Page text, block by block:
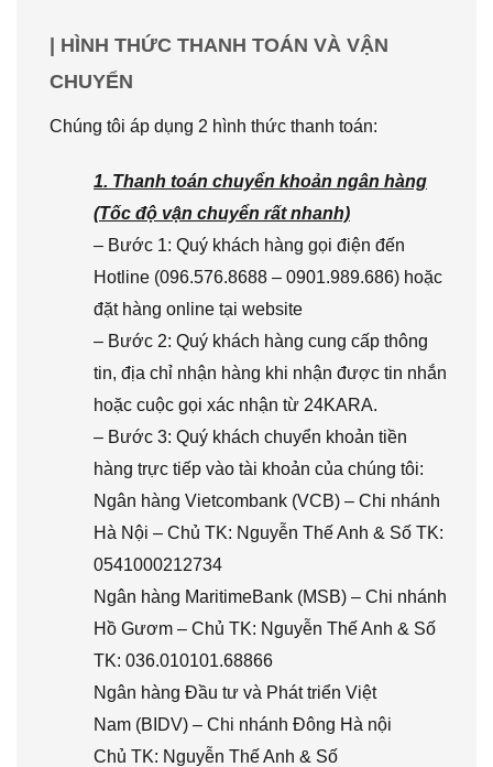
| HÌNH THỨC THANH TOÁN VÀ VẬN
CHUYỂN
Chúng tôi áp dụng 2 hình thức thanh toán:
1. Thanh toán chuyển khoản ngân hàng
(Tốc độ vận chuyển rất nhanh)
– Bước 1: Quý khách hàng gọi điện đến
Hotline (096.576.8688 – 0901.989.686) hoặc
đặt hàng online tại website
– Bước 2: Quý khách hàng cung cấp thông
tin, địa chỉ nhận hàng khi nhận được tin nhắn
hoặc cuộc gọi xác nhận từ 24KARA.
– Bước 3: Quý khách chuyển khoản tiền
hàng trực tiếp vào tài khoản của chúng tôi:
Ngân hàng Vietcombank (VCB) – Chi nhánh
Hà Nội – Chủ TK: Nguyễn Thế Anh & Số TK:
0541000212734
Ngân hàng MaritimeBank (MSB) – Chi nhánh
Hồ Gươm – Chủ TK: Nguyễn Thế Anh & Số
TK: 036.010101.68866
Ngân hàng Đầu tư và Phát triển Việt
Nam (BIDV) – Chi nhánh Đông Hà nội
Chủ TK: Nguyễn Thế Anh & Số